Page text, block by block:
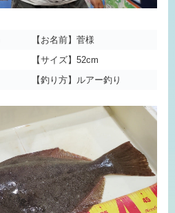
【お名前】菅様
【サイズ】52cm
【釣り方】ルアー釣り